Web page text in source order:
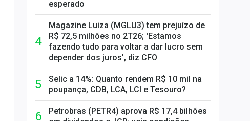
esperado
Magazine Luiza (MGLU3) tem prejuízo de
R$ 72,5 milhões no 2T26; 'Estamos
fazendo tudo para voltar a dar lucro sem
depender dos juros', diz CFO
Selic a 14%: Quanto rendem R$ 10 mil na
poupança, CDB, LCA, LCI e Tesouro?
Petrobras (PETR4) aprova R$ 17,4 bilhões